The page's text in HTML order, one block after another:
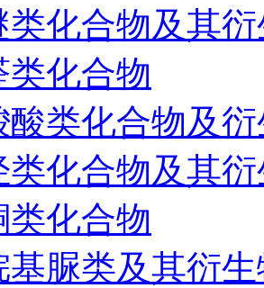
类化合物及其
类化合物
酸类化合物及
类化合物及其
类化合物
基脲类及其衍